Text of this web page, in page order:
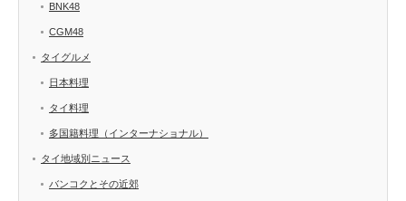
BNK48
CGM48
タイグルメ
日本料理
タイ料理
多国籍料理（インターナショナル）
タイ地域別ニュース
バンコクとその近郊